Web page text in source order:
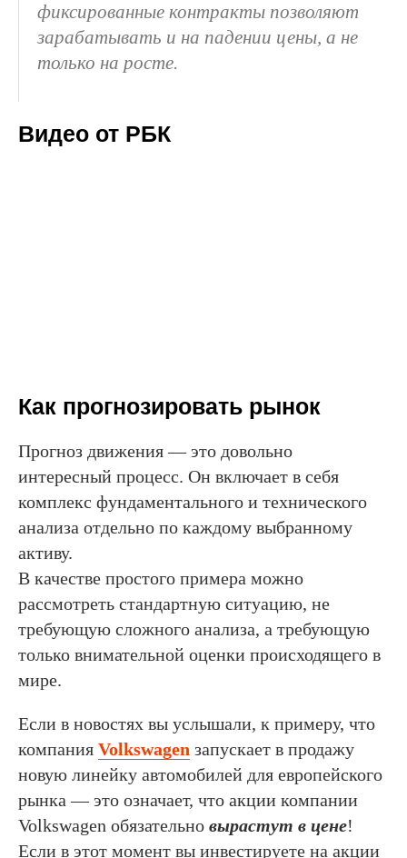
фиксированные контракты позволяют
зарабатывать и на падении цены, а не
только на росте.
Видео от РБК
Как прогнозировать рынок
Прогноз движения — это довольно
интересный процесс. Он включает в себя
комплекс фундаментального и технического
анализа отдельно по каждому выбранному
активу.
В качестве простого примера можно
рассмотреть стандартную ситуацию, не
требующую сложного анализа, а требующую
только внимательной оценки происходящего в
мире.
Если в новостях вы услышали, к примеру, что
компания Volkswagen запускает в продажу
новую линейку автомобилей для европейского
рынка — это означает, что акции компании
Volkswagen обязательно вырастут в цене!
Если в этот момент вы инвестируете на акции